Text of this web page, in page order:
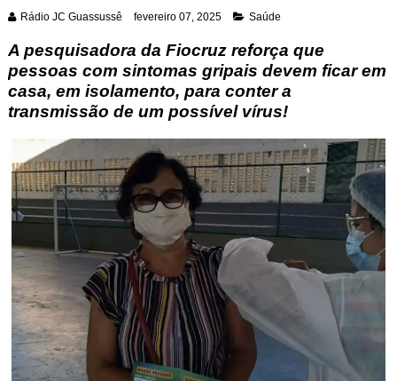
Rádio JC Guassussê fevereiro 07, 2025 Saúde
A pesquisadora da Fiocruz reforça que
pessoas com sintomas gripais devem ficar em
casa, em isolamento, para conter a
transmissão de um possível vírus!